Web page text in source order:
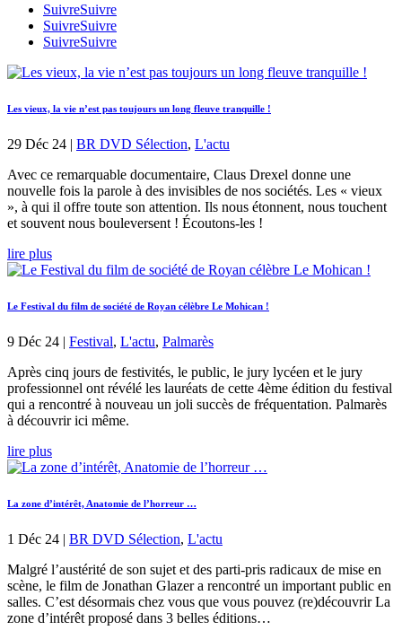
SuivreSuivre
SuivreSuivre
SuivreSuivre
Les vieux, la vie n’est pas toujours un long fleuve tranquille !
29 Déc 24 | BR DVD Sélection, L'actu
Avec ce remarquable documentaire, Claus Drexel donne une
nouvelle fois la parole à des invisibles de nos sociétés. Les « vieux
», à qui il offre toute son attention. Ils nous étonnent, nous touchent
et souvent nous bouleversent ! Écoutons-les !
lire plus
Le Festival du film de société de Royan célèbre Le Mohican !
9 Déc 24 | Festival, L'actu, Palmarès
Après cinq jours de festivités, le public, le jury lycéen et le jury
professionnel ont révélé les lauréats de cette 4ème édition du festival
qui a rencontré à nouveau un joli succès de fréquentation. Palmarès
à découvrir ici même.
lire plus
La zone d’intérêt, Anatomie de l’horreur …
1 Déc 24 | BR DVD Sélection, L'actu
Malgré l’austérité de son sujet et des parti-pris radicaux de mise en
scène, le film de Jonathan Glazer a rencontré un important public en
salles. C’est désormais chez vous que vous pouvez (re)découvrir La
zone d’intérêt proposé dans 3 belles éditions…